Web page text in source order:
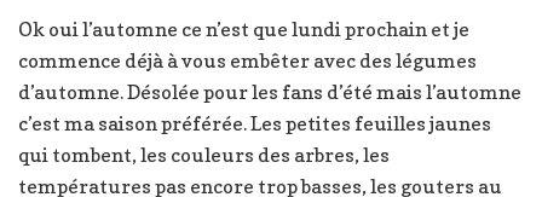
noisette
donne
envie
d’être
en
Ok oui l’automne ce n’est que lundi prochain et je
commence déjà à vous embêter avec des légumes
d’automne. Désolée pour les fans d’été mais l’automne
c’est ma saison préférée. Les petites feuilles jaunes
qui tombent, les couleurs des arbres, les
températures pas encore trop basses, les gouters au